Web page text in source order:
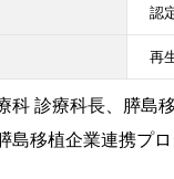
認
再
科 診療科長、膵島
島移植企業連携プ